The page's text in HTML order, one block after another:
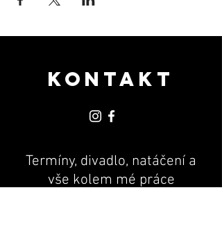
KONTAKT
Termíny, divadlo, natáčení a
vše kolem mé práce